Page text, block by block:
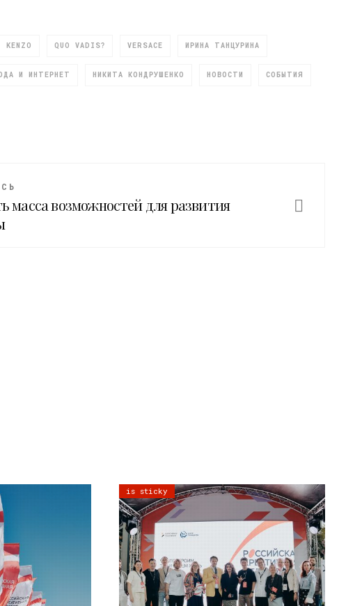
KENZO QUO VADIS? VERSACE ИРИНА ТАНЦУРИНА
И ИНТЕРНЕТ НИКИТА КОНДРУШЕНКО НОВОСТИ СОБЫТИЯ
масса возможностей для развития
is sticky